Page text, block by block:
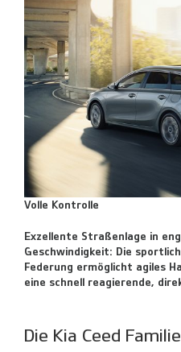
Volle Kontrolle
Exzellente Straßenlage in
Geschwindigkeit: Die
Federung ermöglicht agiles
eine schnell reagierende,
Die Kia Ceed Familie